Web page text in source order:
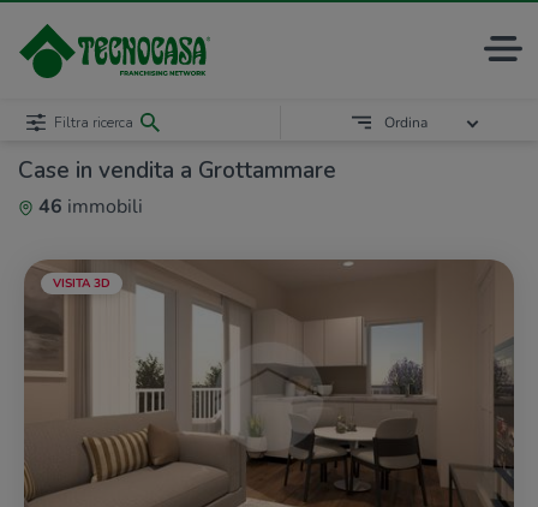
Case in vendita a Grottammare
46 immobili
Filtra ricerca Ordina
VISITA 3D